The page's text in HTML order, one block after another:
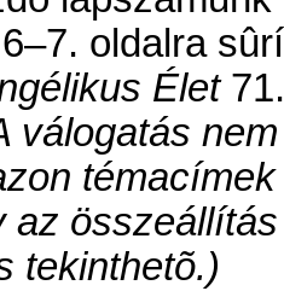
oldalra
Élet
válogatás
az
tekinthetõ.)